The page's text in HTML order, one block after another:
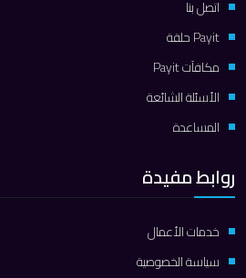
اتصل بنا
Payit حلقة
مكافآت Payit
الأسئلة الشائعة
المساعدة
روابط مفيدة
خدمات الأعمال
سياسة الخصوصية